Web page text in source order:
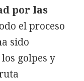
por las
el proceso
sido
golpes y